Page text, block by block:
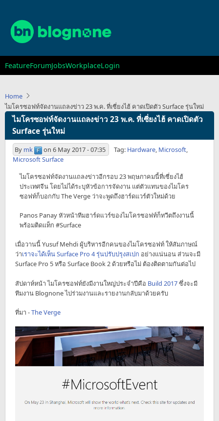
main
content
Main
navigation
FeatureForumJobsWorkplaceLogin
Home
ไมโครซอฟท์จัดงานแถลงข่าว 23 พ.ค. ที่เซี่ยงไฮ้ คาดเปิดตัว Surface รุ่นใหม่
ไมโครซอฟท์จัดงานแถลงข่าว 23 พ.ค. ที่เซี่ยงไฮ้ คาดเปิดตัว
Surface รุ่นใหม่
By mk on 6 May 2017 - 07:35 Tag: Hardware, Microsoft,
Microsoft Surface
ไมโครซอฟท์จัดงานแถลงข่าวอีกรอบ 23 พฤษภาคมนี้ที่เซี่ยงไฮ้
ประเทศจีน โดยไม่ได้ระบุหัวข้อการจัดงาน แต่ตัวแทนของไมโคร
ซอฟท์ก็บอกกับ The Verge ว่าจะพูดถึงฮาร์ดแวร์ตัวใหม่ด้วย
Panos Panay หัวหน้าทีมฮาร์ดแวร์ของไมโครซอฟท์ก็ทวีตถึงงานนี้
พร้อมติดแท็ก #Surface
เมื่อวานนี้ Yusuf Mehdi ผู้บริหารอีกคนของไมโครซอฟท์ ให้สัมภาษณ์
ว่าเราจะได้เห็น Surface Pro 4 รุ่นปรับปรุงสเปก อย่างแน่นอน ส่วนจะมี
Surface Pro 5 หรือ Surface Book 2 ด้วยหรือไม่ ต้องติดตามกันต่อไป
สัปดาห์หน้า ไมโครซอฟท์ยังมีงานใหญ่ประจำปีคือ Build 2017ซึ่งจะมี
ทีมงาน Blognone ไปร่วมงานและรายงานกลับมาด้วยครับ
ที่มา -The Verge